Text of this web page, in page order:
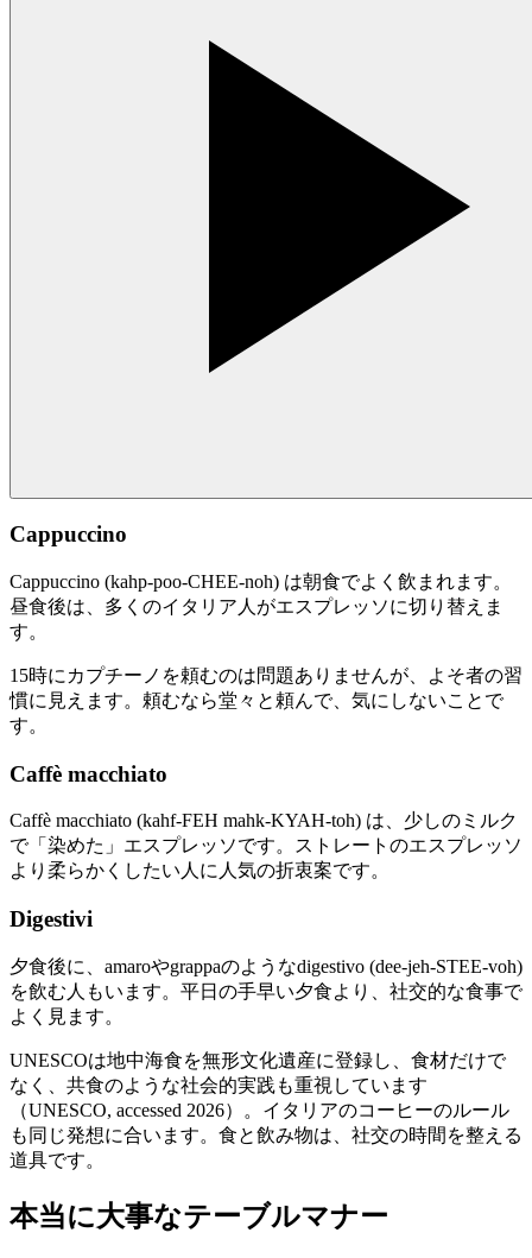
Cappuccino
Cappuccino (kahp-poo-CHEE-noh) は朝食でよく飲まれます。
昼食後は、多くのイタリア人がエスプレッソに切り替えま
す。
15時にカプチーノを頼むのは問題ありませんが、よそ者の習
慣に見えます。頼むなら堂々と頼んで、気にしないことで
す。
Caffè macchiato
Caffè macchiato (kahf-FEH mahk-KYAH-toh) は、少しのミルク
で「染めた」エスプレッソです。ストレートのエスプレッソ
より柔らかくしたい人に人気の折衷案です。
Digestivi
夕食後に、amaroやgrappaのようなdigestivo (dee-jeh-STEE-voh)
を飲む人もいます。平日の手早い夕食より、社交的な食事で
よく見ます。
UNESCOは地中海食を無形文化遺産に登録し、食材だけで
なく、共食のような社会的実践も重視しています
（UNESCO, accessed 2026）。イタリアのコーヒーのルール
も同じ発想に合います。食と飲み物は、社交の時間を整える
道具です。
本当に大事なテーブルマナー